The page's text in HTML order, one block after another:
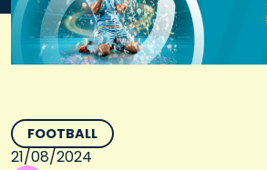
FOOTBALL
21/08/2024